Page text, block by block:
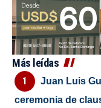
Más leídas
Juan Luis
ceremonia de